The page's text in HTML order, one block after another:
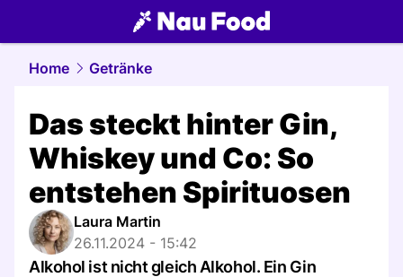
food.NAU.ch
Home Getränke
Das steckt hinter Gin,
Whiskey und Co: So
entstehen Spirituosen
Laura Martin
26.11.2024 - 15:42
Alkohol ist nicht gleich Alkohol. Ein Gin